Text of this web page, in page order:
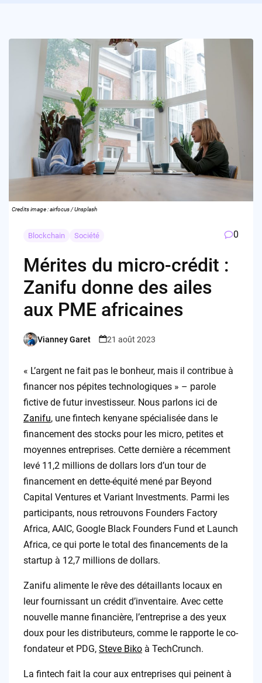
Credits image : airfocus / Unsplash
Blockchain Société 0
Mérites du micro-crédit :
Zanifu donne des ailes
aux PME africaines
Posted
Vianney Garet 21 août 2023
« L’argent ne fait pas le bonheur, mais il contribue à
financer nos pépites technologiques » – parole
fictive de futur investisseur. Nous parlons ici de
Zanifu, une fintech kenyane spécialisée dans le
financement des stocks pour les micro, petites et
moyennes entreprises. Cette dernière a récemment
levé 11,2 millions de dollars lors d’un tour de
financement en dette-équité mené par Beyond
Capital Ventures et Variant Investments. Parmi les
participants, nous retrouvons Founders Factory
Africa, AAIC, Google Black Founders Fund et Launch
Africa, ce qui porte le total des financements de la
startup à 12,7 millions de dollars.
Zanifu alimente le rêve des détaillants locaux en
leur fournissant un crédit d’inventaire. Avec cette
nouvelle manne financière, l’entreprise a des yeux
doux pour les distributeurs, comme le rapporte le co-
fondateur et PDG, Steve Bikoà TechCrunch.
La fintech fait la cour aux entreprises qui peinent à